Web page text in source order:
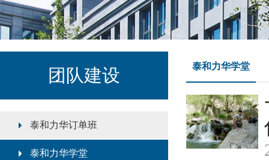
团队建设
泰和力华订单班
泰和力华学堂
泰和力华学堂